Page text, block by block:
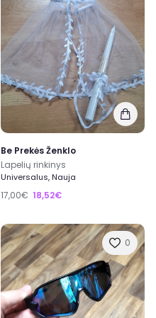
Be Prekės Ženklo
Lapelių rinkinys
Universalus, Nauja
17,00€ 18,52€
0